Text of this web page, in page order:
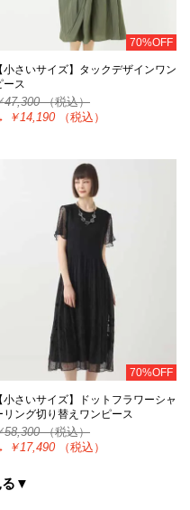
70%OFF
【小さいサイズ】タックデザインワン
ース
47,300（税込）
￥14,190 （税込）
70%OFF
【小さいサイズ】ドットフラワーシャ
リング切り替えワンピース
58,300（税込）
￥17,490 （税込）
る▼